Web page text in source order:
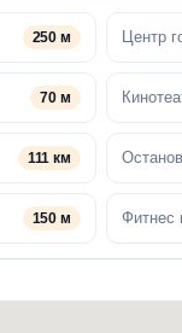
250 м Центр
70 м
111 км
150 м Фитнес